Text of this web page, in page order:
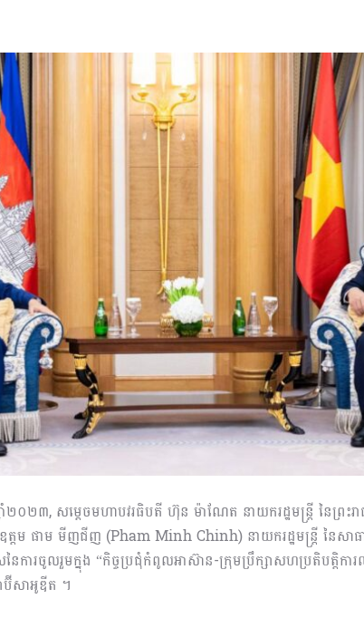
ភាព​
និង
ប្រ
រ
ាំ២០២៣, សម្តេចមហាបវរធិបតី ហ៊ុន ម៉ាណែត នាយករដ្ឋមន្រ្តី នៃព្រះរ
ឧត្តម ផាម មីញជីញ (Pham Minh Chinh) នាយករដ្ឋមន្ត្រី នៃសាធ
ការចូលរួមក្នុង “កិច្ចប្រជុំកំពូលអាស៊ាន-ក្រុមប្រឹក្សាសហប្រតិបត្តិក
ប៊ីសាអូឌីត ។